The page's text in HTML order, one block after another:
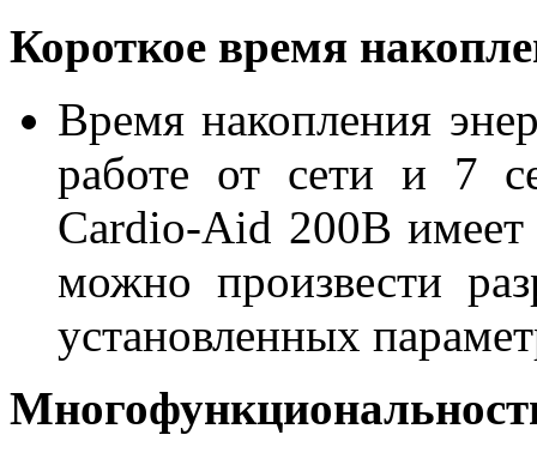
Короткое время
Время накопления
работе от сети и 7
Cardio-Aid 200B имеет
можно произвести
установленных